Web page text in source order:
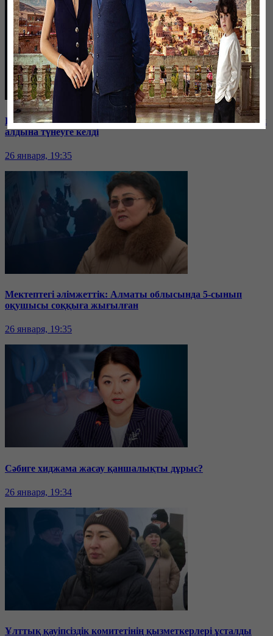
Баспанасын ала алмай жүрген бір топ шымкенттік әкімдік
алдына түнеуге келді
26 января, 19:35
Мектептегі әлімжеттік: Алматы облысында 5-сынып
оқушысы соққыға жығылған
26 января, 19:35
Сәбиге хиджама жасау қаншалықты дұрыс?
26 января, 19:34
Ұлттық қауіпсіздік комитетінің қызметкерлері ұсталды